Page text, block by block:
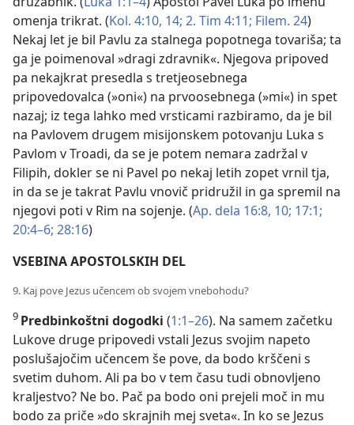
omenja trikrat. (Kol. 4:10, 14; 2. Tim 4:11; Filem. 24)
Nekaj let je bil Pavlu za stalnega popotnega tovariša; ta
ga je poimenoval »dragi zdravnik«. Njegova pripoved
pa nekajkrat presedla s tretjeosebnega
pripovedovalca (»oni«) na prvoosebnega (»mi«) in spet
nazaj; iz tega lahko med vrsticami razbiramo, da je bil
na Pavlovem drugem misijonskem potovanju Luka s
Pavlom v Troadi, da se je potem nemara zadržal v
Filipih, dokler se ni Pavel po nekaj letih zopet vrnil tja,
in da se je takrat Pavlu vnovič pridružil in ga spremil na
njegovi poti v Rim na sojenje. (Ap. dela 16:8, 10; 17:1;
20:4–6; 28:16)
VSEBINA APOSTOLSKIH DEL
9. Kaj pove Jezus učencem ob svojem vnebohodu?
9 Predbinkoštni dogodki (1:1–26). Na samem začetku
Lukove druge pripovedi vstali Jezus svojim napeto
poslušajočim učencem še pove, da bodo krščeni s
svetim duhom. Ali pa bo v tem času tudi obnovljeno
kraljestvo? Ne bo. Pač pa bodo oni prejeli moč in mu
bodo za priče »do skrajnih mej sveta«. In ko se Jezus